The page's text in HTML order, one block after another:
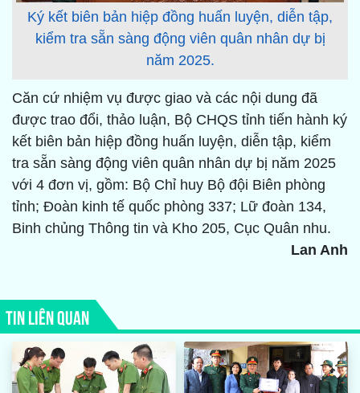
Ký kết biên bản hiệp đồng huấn luyện, diễn tập,
kiểm tra sẵn sàng động viên quân nhân dự bị
năm 2025.
Căn cứ nhiệm vụ được giao và các nội dung đã
được trao đổi, thảo luận, Bộ CHQS tỉnh tiến hành ký
kết biên bản hiệp đồng huấn luyện, diễn tập, kiểm
tra sẵn sàng động viên quân nhân dự bị năm 2025
với 4 đơn vị, gồm: Bộ Chỉ huy Bộ đội Biên phòng
tỉnh; Đoàn kinh tế quốc phòng 337; Lữ đoàn 134,
Binh chủng Thông tin và Kho 205, Cục Quân nhu.
Lan Anh
TIN LIÊN QUAN